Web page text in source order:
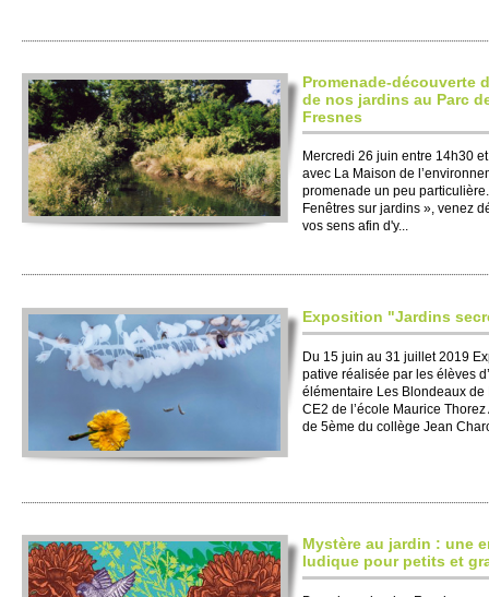
Pro­menade-découve­rte
de nos jardins au Parc
Fre­snes
Mer­credi 26 juin entre 14h30
avec La Maison de
pro­menade un peu
Fenêtres sur jardins », venez
vos sens afin d'y...
Expo­si­tion "Jardins
Du 15 juin au 31 jui­llet 2019
pative réalisée par les élèves
élémentaire Les Blondeaux de
CE2 de l’école Maurice Thorez
de 5ème du collège Jean
Mystère au jardin : une
ludique pour pe­tits et